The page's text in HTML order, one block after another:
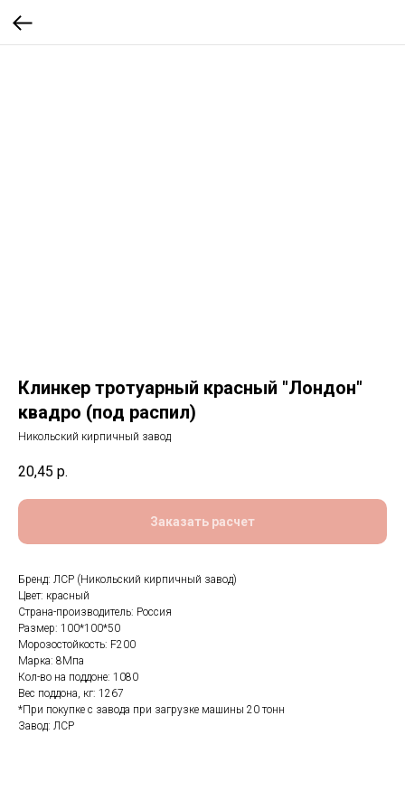
Клинкер тротуарный красный "Лондон"
квадро (под распил)
Никольский кирпичный завод
20,45 р.
Заказать расчет
Бренд: ЛСР (Никольский кирпичный завод)
Цвет: красный
Страна-производитель: Россия
Размер: 100*100*50
Морозостойкость: F200
Марка: 8Мпа
Кол-во на поддоне: 1080
Вес поддона, кг: 1267
*При покупке с завода при загрузке машины 20 тонн
Завод: ЛСР